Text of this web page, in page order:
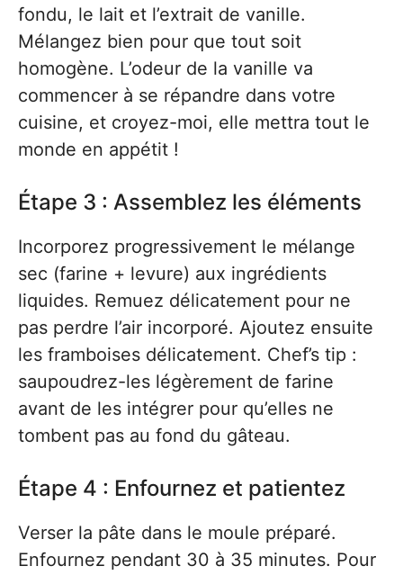
fondu, le lait et l’extrait de vanille.
Mélangez bien pour que tout soit
homogène. L’odeur de la vanille va
commencer à se répandre dans votre
cuisine, et croyez-moi, elle mettra tout le
monde en appétit !
Étape 3 : Assemblez les éléments
Incorporez progressivement le mélange
sec (farine + levure) aux ingrédients
liquides. Remuez délicatement pour ne
pas perdre l’air incorporé. Ajoutez ensuite
les framboises délicatement. Chef’s tip :
saupoudrez-les légèrement de farine
avant de les intégrer pour qu’elles ne
tombent pas au fond du gâteau.
Étape 4 : Enfournez et patientez
Verser la pâte dans le moule préparé.
Enfournez pendant 30 à 35 minutes. Pour